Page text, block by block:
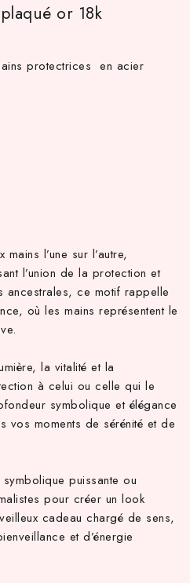
or 18k
protectrices en acier
l’une sur l’autre,
l’union de la protection et
ancestrales, ce motif rappelle
où les mains représentent le
la vitalité et la
à celui ou celle qui le
symbolique et élégance
vos moments de sérénité et de
puissante ou
pour créer un look
cadeau chargé de sens,
et d’énergie